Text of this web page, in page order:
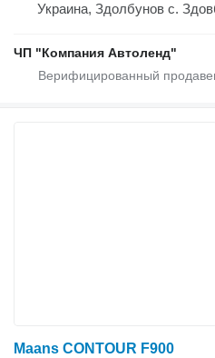
Украина, Здолбунов с.
ЧП "Компания Автоленд"
Maans СONTOUR F900